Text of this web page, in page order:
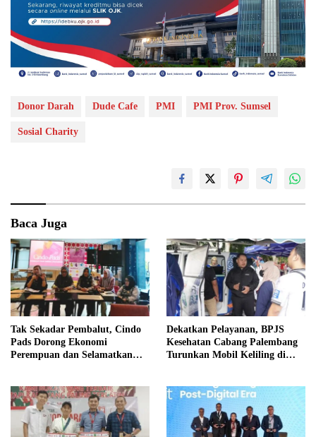
Donor Darah Dude Cafe PMI PMI Prov. Sumsel
Sosial Charity
Baca Juga
Tak Sekadar Pembalut, Cindo
Pads Dorong Ekonomi
Perempuan dan Selamatkan
Dekatkan Pelayanan, BPJS
Kesehatan Cabang Palembang
Turunkan Mobil Keliling di